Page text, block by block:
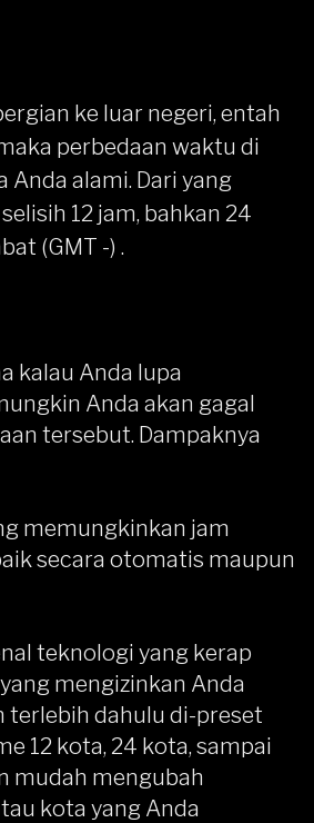
ke luar negeri, entah
perbedaan waktu di
alami. Dari yang
12 jam, bahkan 24
(GMT -) .
kalau Anda lupa
Anda akan gagal
tersebut. Dampaknya
memungkinkan jam
secara otomatis maupun
teknologi yang kerap
mengizinkan Anda
terlebih dahulu di-preset
12 kota, 24 kota, sampai
mudah mengubah
kota yang Anda